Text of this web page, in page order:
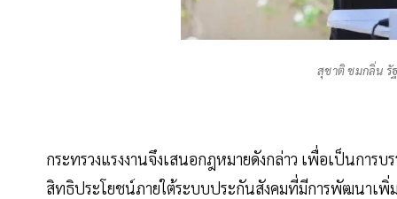
สุชาติ ชมกลิ่น รั
กระทรวงแรงงานจึงเสนอกฎหมายดังกล่าว เพื่อเป็นกา
สิทธิประโยชน์ภายใต้ระบบประกันสังคมที่มีการพัฒนาเพิ่